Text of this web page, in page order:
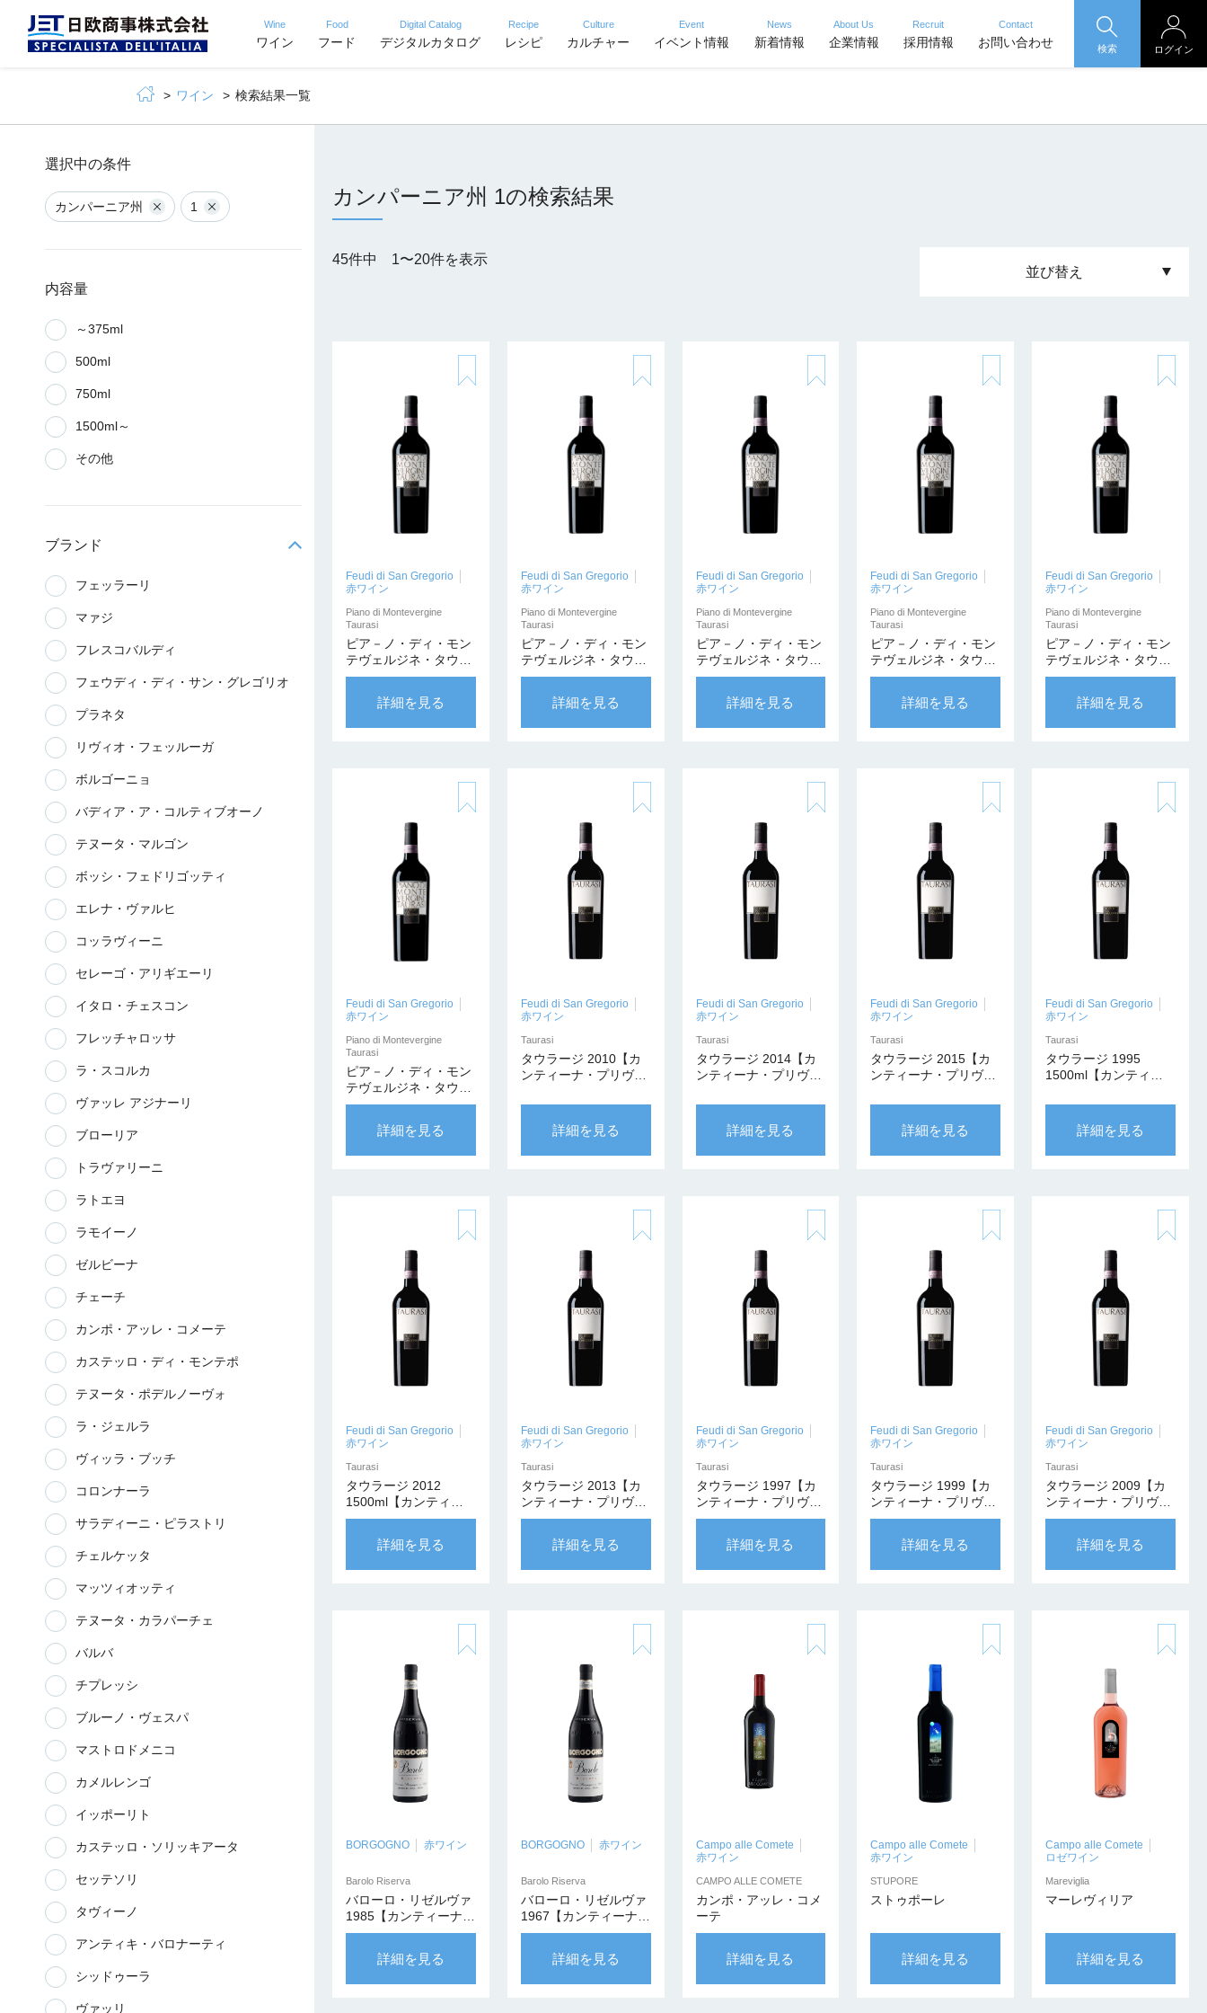
Wine
ワイン
Food
フード
Digital Catalog
デジタルカタログ
Recipe
レシピ
Culture
カルチャー
Event
イベント情報
News
新着情報
About Us
企業情報
Recruit
採用情報
Contact
お問い合わせ 検索 ログイン
ワイン 検索結果一覧
選択中の条件
カンパーニア州 1
内容量
～375ml
500ml
750ml
1500ml～
その他
ブランド
フェッラーリ
マァジ
フレスコバルディ
フェウディ・ディ・サン・グレゴリオ
プラネタ
リヴィオ・フェッルーガ
ボルゴーニョ
バディア・ア・コルティブオーノ
テヌータ・マルゴン
ボッシ・フェドリゴッティ
エレナ・ヴァルヒ
コッラヴィーニ
セレーゴ・アリギエーリ
イタロ・チェスコン
フレッチャロッサ
ラ・スコルカ
ヴァッレ アジナーリ
ブローリア
トラヴァリーニ
ラトエヨ
ラモイーノ
ゼルビーナ
チェーチ
カンポ・アッレ・コメーテ
カステッロ・ディ・モンテポ
テヌータ・ポデルノーヴォ
ラ・ジェルラ
ヴィッラ・ブッチ
コロンナーラ
サラディーニ・ピラストリ
チェルケッタ
マッツィオッティ
テヌータ・カラパーチェ
バルバ
チプレッシ
ブルーノ・ヴェスパ
マストロドメニコ
カメルレンゴ
イッポーリト
カステッロ・ソリッキアータ
セッテソリ
タヴィーノ
アンティキ・バロナーティ
シッドゥーラ
ヴァッリ
カンパーニア州 1の検索結果
45件中 1〜20件を表示
並び替え
Feudi di San Gregorio
赤ワイン
Piano di Montevergine
Taurasi
ピア－ノ・ディ・モン
テヴェルジネ・タウラ
ージ 2009【カンティ
詳細を見る
Feudi di San Gregorio
赤ワイン
Piano di Montevergine
Taurasi
ピア－ノ・ディ・モン
テヴェルジネ・タウラ
ージ 2007【カンティ
詳細を見る
Feudi di San Gregorio
赤ワイン
Piano di Montevergine
Taurasi
ピア－ノ・ディ・モン
テヴェルジネ・タウラ
ージ 1996【カンティ
詳細を見る
Feudi di San Gregorio
赤ワイン
Piano di Montevergine
Taurasi
ピア－ノ・ディ・モン
テヴェルジネ・タウラ
ージ 2001【カンティ
詳細を見る
Feudi di San Gregorio
赤ワイン
Piano di Montevergine
Taurasi
ピア－ノ・ディ・モン
テヴェルジネ・タウラ
ージ 2002【カンティ
詳細を見る
Feudi di San Gregorio
赤ワイン
Piano di Montevergine
Taurasi
ピア－ノ・ディ・モン
テヴェルジネ・タウラ
ージ 1997 1500ml【カ
ータ】詳細を見る
Feudi di San Gregorio
赤ワイン
Taurasi
タウラージ 2010【カ
ンティーナ・プリヴァ
詳細を見る
Feudi di San Gregorio
赤ワイン
Taurasi
タウラージ 2014【カ
ンティーナ・プリヴァ
詳細を見る
Feudi di San Gregorio
赤ワイン
Taurasi
タウラージ 2015【カ
ンティーナ・プリヴァ
詳細を見る
Feudi di San Gregorio
赤ワイン
Taurasi
タウラージ 1995
1500ml【カンティー
詳細を見る
Feudi di San Gregorio
赤ワイン
Taurasi
タウラージ 2012
1500ml【カンティー
ナ・プリヴァータ】
詳細を見る
Feudi di San Gregorio
赤ワイン
Taurasi
タウラージ 2013【カ
ンティーナ・プリヴァ
ータ】
詳細を見る
Feudi di San Gregorio
赤ワイン
Taurasi
タウラージ 1997【カ
ンティーナ・プリヴァ
ータ】
詳細を見る
Feudi di San Gregorio
赤ワイン
Taurasi
タウラージ 1999【カ
ンティーナ・プリヴァ
ータ】
詳細を見る
Feudi di San Gregorio
赤ワイン
Taurasi
タウラージ 2009【カ
ンティーナ・プリヴァ
ータ】
詳細を見る
BORGOGNO 赤ワイン
Barolo Riserva
バローロ・リゼルヴァ
1985【カンティーナ・
プリヴァータ】
詳細を見る
BORGOGNO 赤ワイン
Barolo Riserva
バローロ・リゼルヴァ
1967【カンティーナ・
プリヴァータ】
詳細を見る
Campo alle Comete
赤ワイン
CAMPO ALLE COMETE
カンポ・アッレ・コメ
ーテ
詳細を見る
Campo alle Comete
赤ワイン
STUPORE
ストゥポーレ
詳細を見る
Campo alle Comete
ロゼワイン
Mareviglia
マーレヴィリア
詳細を見る